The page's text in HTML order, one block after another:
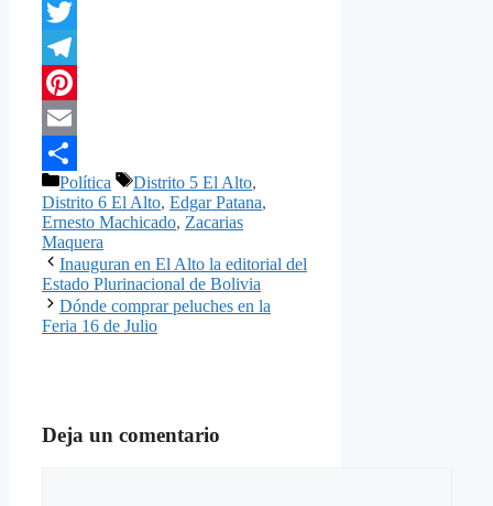
WhatsApp
Twitter
Telegram
Pinterest
Email
Compartir
Categorías
Política Etiquetas
Distrito 5 El Alto,
Distrito 6 El Alto, Edgar Patana,
Ernesto Machicado, Zacarias
Maquera
Inauguran en El Alto la editorial del
Estado Plurinacional de Bolivia
Dónde comprar peluches en la
Feria 16 de Julio
Deja un comentario